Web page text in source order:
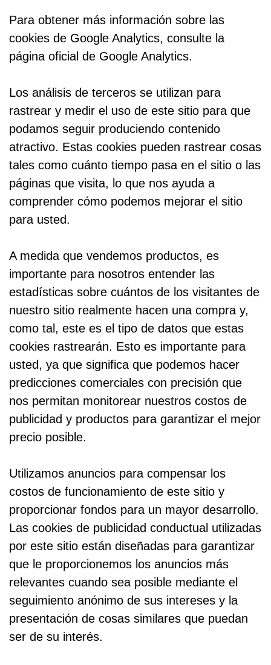
Para obtener más información sobre las
cookies de Google Analytics, consulte la
página oficial de Google Analytics.
Los análisis de terceros se utilizan para
rastrear y medir el uso de este sitio para que
podamos seguir produciendo contenido
atractivo. Estas cookies pueden rastrear cosas
tales como cuánto tiempo pasa en el sitio o las
páginas que visita, lo que nos ayuda a
comprender cómo podemos mejorar el sitio
para usted.
A medida que vendemos productos, es
importante para nosotros entender las
estadísticas sobre cuántos de los visitantes de
nuestro sitio realmente hacen una compra y,
como tal, este es el tipo de datos que estas
cookies rastrearán. Esto es importante para
usted, ya que significa que podemos hacer
predicciones comerciales con precisión que
nos permitan monitorear nuestros costos de
publicidad y productos para garantizar el mejor
precio posible.
Utilizamos anuncios para compensar los
costos de funcionamiento de este sitio y
proporcionar fondos para un mayor desarrollo.
Las cookies de publicidad conductual utilizadas
por este sitio están diseñadas para garantizar
que le proporcionemos los anuncios más
relevantes cuando sea posible mediante el
seguimiento anónimo de sus intereses y la
presentación de cosas similares que puedan
ser de su interés.